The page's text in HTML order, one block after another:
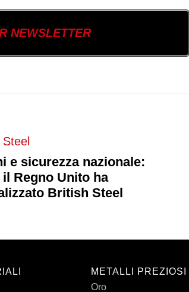
NEWSLETTER
e sicurezza nazionale:
Regno Unito ha
British Steel
METALLI PREZIOSI
Oro